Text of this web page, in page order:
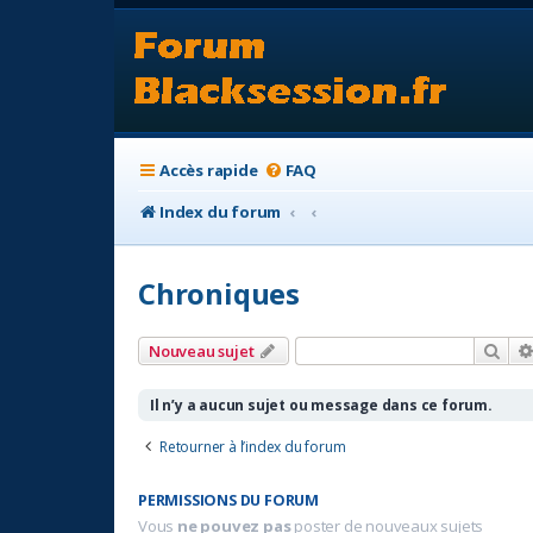
Accès rapide FAQ
Index du forum
Chroniques
Nouveau sujet
Il n’y a aucun sujet ou message dans ce forum.
Retourner à l’index du forum
PERMISSIONS DU FORUM
Vous ne pouvez pasposter de nouveaux sujets